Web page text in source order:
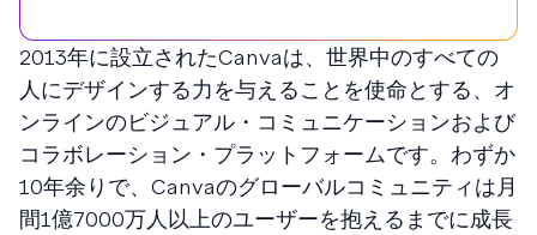
2013年に設立されたCanvaは、世界中のすべての
人にデザインする力を与えることを使命とする、オ
ンラインのビジュアル・コミュニケーションおよび
コラボレーション・プラットフォームです。わずか
10年余りで、Canvaのグローバルコミュニティは月
間1億7000万人以上のユーザーを抱えるまでに成長